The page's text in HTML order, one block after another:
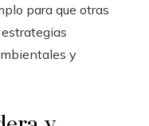
para que otras
y